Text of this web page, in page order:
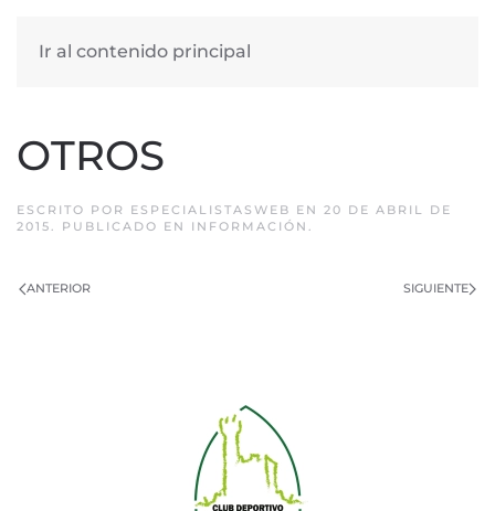
Ir al contenido principal
OTROS
ESCRITO POR ESPECIALISTASWEB EN 20 DE ABRIL DE
2015. PUBLICADO EN INFORMACIÓN .
ANTERIOR SIGUIENTE